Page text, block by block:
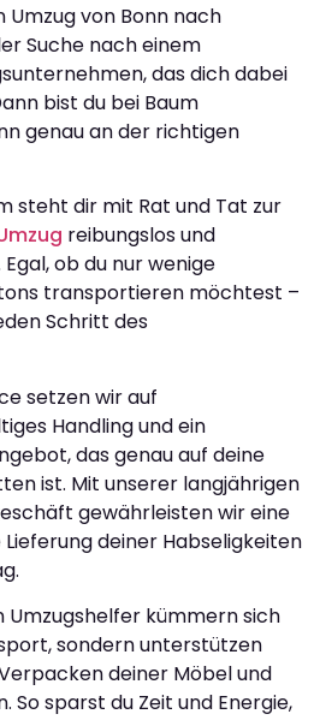
Umzug von Bonn nach
Suche nach einem
das dich dabei
bist du bei Baum
genau an der richtigen
steht dir mit Rat und Tat zur
reibungslos und
ob du nur wenige
transportieren möchtest –
Schritt des
setzen wir auf
Handling und ein
das genau auf deine
ist. Mit unserer langjährigen
gewährleisten wir eine
deiner Habseligkeiten
Umzugshelfer kümmern sich
sondern unterstützen
deiner Möbel und
So sparst du Zeit und Energie,